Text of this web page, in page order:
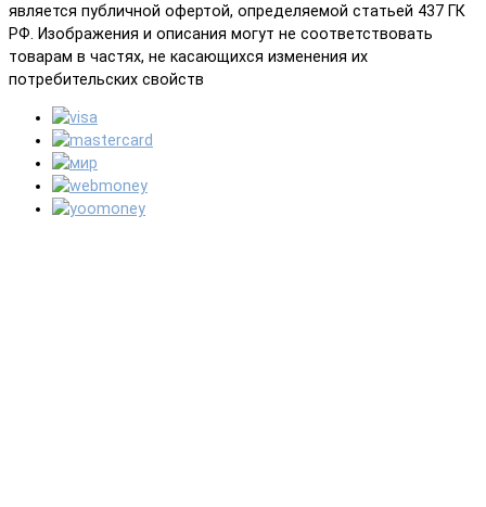
является публичной офертой, определяемой статьей 437 ГК
РФ. Изображения и описания могут не соответствовать
товарам в частях, не касающихся изменения их
потребительских свойств